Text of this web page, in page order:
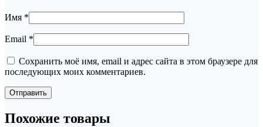
Имя *
Email *
Сохранить моё имя, email и адрес сайта в этом браузере для
последующих моих комментариев.
Похожие товары